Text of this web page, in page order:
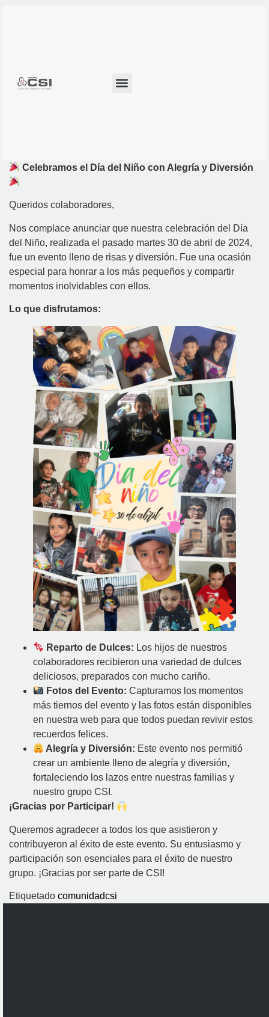
Celebramos el Día del Niño con Alegría y Diversión
Queridos colaboradores,
Nos complace anunciar que nuestra celebración del Día
del Niño, realizada el pasado martes 30 de abril de 2024,
fue un evento lleno de risas y diversión. Fue una ocasión
especial para honrar a los más pequeños y compartir
momentos inolvidables con ellos.
Lo que disfrutamos:
Reparto de Dulces: Los hijos de nuestros
colaboradores recibieron una variedad de dulces
deliciosos, preparados con mucho cariño.
Fotos del Evento: Capturamos los momentos
más tiernos del evento y las fotos están disponibles
en nuestra web para que todos puedan revivir estos
recuerdos felices.
Alegría y Diversión: Este evento nos permitió
crear un ambiente lleno de alegría y diversión,
fortaleciendo los lazos entre nuestras familias y
nuestro grupo CSI.
¡Gracias por Participar!
Queremos agradecer a todos los que asistieron y
contribuyeron al éxito de este evento. Su entusiasmo y
participación son esenciales para el éxito de nuestro
grupo. ¡Gracias por ser parte de CSI!
Etiquetado comunidadcsi